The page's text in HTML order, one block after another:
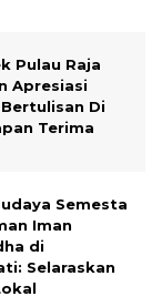
Pulau Raja
Apresiasi
Di
Terima
Semesta
Iman
di
Selaraskan